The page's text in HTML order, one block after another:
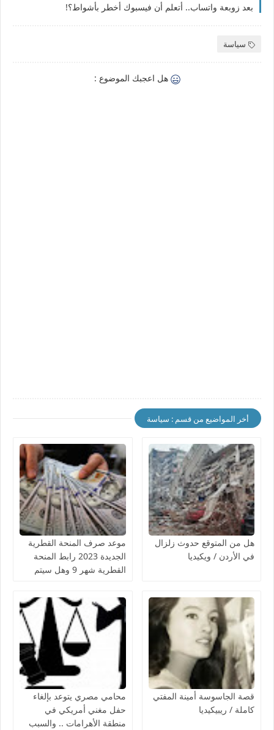
بعد زوبعة واتساب.. أتعلم أن فيسبوك أخطر بأشواط؟!
سياسة
هل اعجبك الموضوع :
أخر المواضيع من قسم : سياسة
هل من المتوقع حدوث زلزال
في الأردن / ويكيديا
موعد صرف المنحة القطرية
الجديدة 2023 رابط المنحة
القطرية شهر 9 وهل سيتم
قصة الجاسوسة أمينة المفتي
كاملة / ريبيكيديا
محامي مصري يتوعد بإلغاء
حفل مغني أمريكي في
منطقة الأهرامات .. والسبب